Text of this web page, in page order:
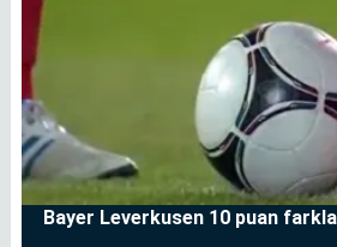
Bayer Leverkusen 10 puan